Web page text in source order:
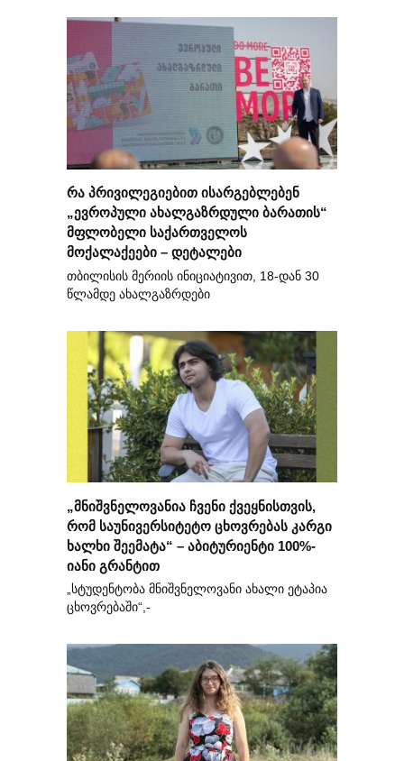
რა პრივილეგიებით ისარგებლებენ
„ევროპული ახალგაზრდული ბარათის“
მფლობელი საქართველოს
მოქალაქეები – დეტალები
თბილისის მერიის ინიციატივით, 18-დან 30
წლამდე ახალგაზრდები
„მნიშვნელოვანია ჩვენი ქვეყნისთვის,
რომ საუნივერსიტეტო ცხოვრებას კარგი
ხალხი შეემატა“ – აბიტურიენტი 100%-
იანი გრანტით
„სტუდენტობა მნიშვნელოვანი ახალი ეტაპია
ცხოვრებაში“,-